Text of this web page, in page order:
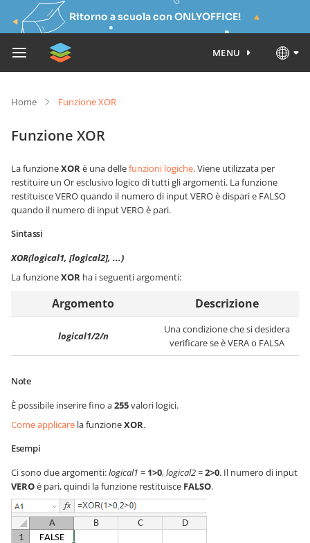
Ritorno a scuola con ONLYOFFICE!
MENU
Home Funzione XOR
Funzione XOR
La funzioneXORè una dellefunzioni logiche. Viene utilizzata per
restituire un Or esclusivo logico di tutti gli argomenti. La funzione
restituisce VERO quando il numero di input VERO è dispari e FALSO
quando il numero di input VERO è pari.
Sintassi
XOR(logical1, [logical2], ...)
La funzioneXOR ha i seguenti argomenti:
Argomento Descrizione
logical1/2/n
Una condizione che si desidera
verificare se è VERA o FALSA
Note
È possibile inserire fino a255valori logici.
Come applicare la funzioneXOR.
Esempi
Ci sono due argomenti:logical1 = 1>0,logical2=2>0. Il numero di input
VEROè pari, quindi la funzione restituisce FALSO.